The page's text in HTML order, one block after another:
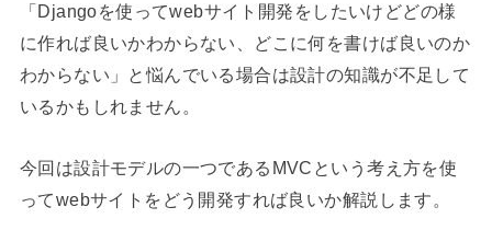
「Djangoを使ってwebサイト開発をしたいけどどの様
に作れば良いかわからない、どこに何を書けば良いのか
わからない」と悩んでいる場合は設計の知識が不足して
いるかもしれません。
今回は設計モデルの一つであるMVCという考え方を使
ってwebサイトをどう開発すれば良いか解説します。